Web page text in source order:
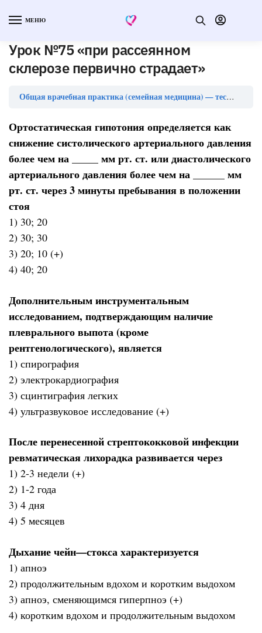
МЕНЮ
Урок №75 «при рассеянном
склерозе первично страдает»
Общая врачебная практика (семейная медицина) — тесты с ответами (ординатура)
Ортостатическая гипотония определяется как
снижение систолического артериального давления
более чем на _____ мм рт. ст. или диастолического
артериального давления более чем на ______ мм
рт. ст. через 3 минуты пребывания в положении
стоя
1) 30; 20
2) 30; 30
3) 20; 10 (+)
4) 40; 20
Дополнительным инструментальным
исследованием, подтверждающим наличие
плеврального выпота (кроме
рентгенологического), является
1) спирография
2) электрокардиография
3) сцинтиграфия легких
4) ультразвуковое исследование (+)
После перенесенной стрептококковой инфекции
ревматическая лихорадка развивается через
1) 2-3 недели (+)
2) 1-2 года
3) 4 дня
4) 5 месяцев
Дыхание чейн—стокса характеризуется
1) апноэ
2) продолжительным вдохом и коротким выдохом
3) апноэ, сменяющимся гиперпноэ (+)
4) коротким вдохом и продолжительным выдохом